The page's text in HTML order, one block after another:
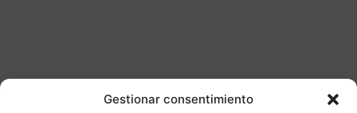
Gestionar consentimiento